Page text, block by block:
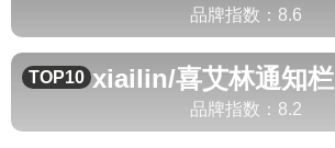
品牌指数： 8.6
TOP10 xiailin/喜艾林通知栏
品牌指数： 8.2